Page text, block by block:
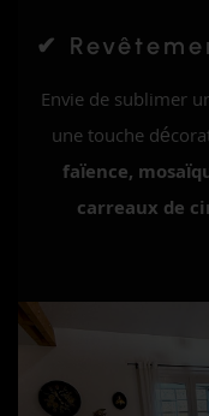
✔
Envie de sublimer
une touche
faïence,
carreaux de